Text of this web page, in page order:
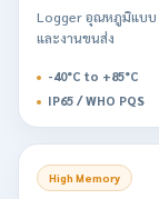
Logger อุณหภูมิแบบ
และงานขนส่ง
-40°C to +85°C
IP65 / WHO PQS
High Memory